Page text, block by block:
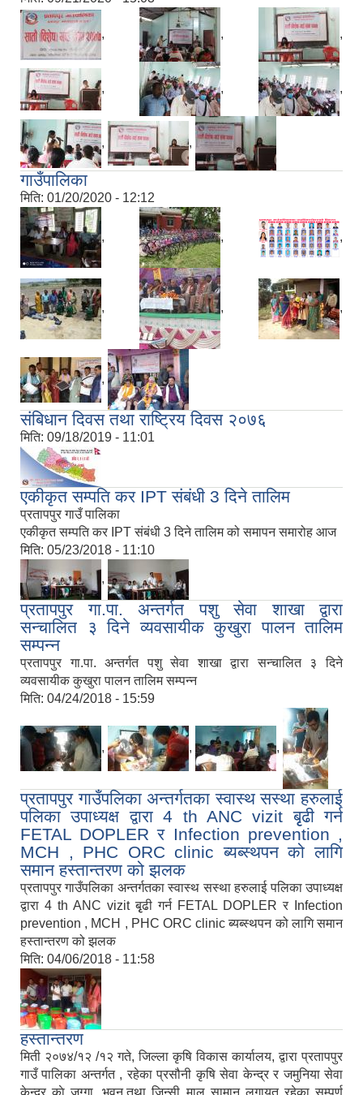
, , ,
, , ,
, ,
गाउँपालिका
मिति: 01/20/2020 - 12:12
, , ,
, , ,
,
संबिधान दिवस तथा राष्ट्रिय दिवस २०७६
मिति: 09/18/2019 - 11:01
एकीकृत सम्पति कर IPT संबंधी 3 दिने तालिम
प्रतापपुर गाउँ पालिका
एकीकृत सम्पति कर IPT संबंधी 3 दिने तालिम को समापन समारोह आज
मिति: 05/23/2018 - 11:10
,
प्रतापपुर गा.पा. अन्तर्गत पशु सेवा शाखा द्वारा
सन्चालित ३ दिने व्यवसायीक कुखुरा पालन तालिम
सम्पन्न
प्रतापपुर गा.पा. अन्तर्गत पशु सेवा शाखा द्वारा सन्चालित ३ दिने
व्यवसायीक कुखुरा पालन तालिम सम्पन्न
मिति: 04/24/2018 - 15:59
, , ,
प्रतापपुर गाउँपलिका अन्तर्गतका स्वास्थ सस्था हरुलाई
पलिका उपाध्यक्ष द्वारा 4 th ANC vizit बृृढी गर्न
FETAL DOPLER र Infection prevention ,
MCH , PHC ORC clinic ब्यब्स्थपन को लागि
समान हस्तान्तरण को झलक
प्रतापपुर गाउँपलिका अन्तर्गतका स्वास्थ सस्था हरुलाई पलिका उपाध्यक्ष
द्वारा 4 th ANC vizit बृृढी गर्न FETAL DOPLER र Infection
prevention , MCH , PHC ORC clinic ब्यब्स्थपन को लागि समान
हस्तान्तरण को झलक
मिति: 04/06/2018 - 11:58
हस्तान्तरण
मिती २०७४/१२ /१२ गते, जिल्ला कृषि विकास कार्यालय, द्वारा प्रतापपुर
गाउँ पालिका अन्तर्गत , रहेका प्रसौनी कृषि सेवा केन्द्र र जमुनिया सेवा